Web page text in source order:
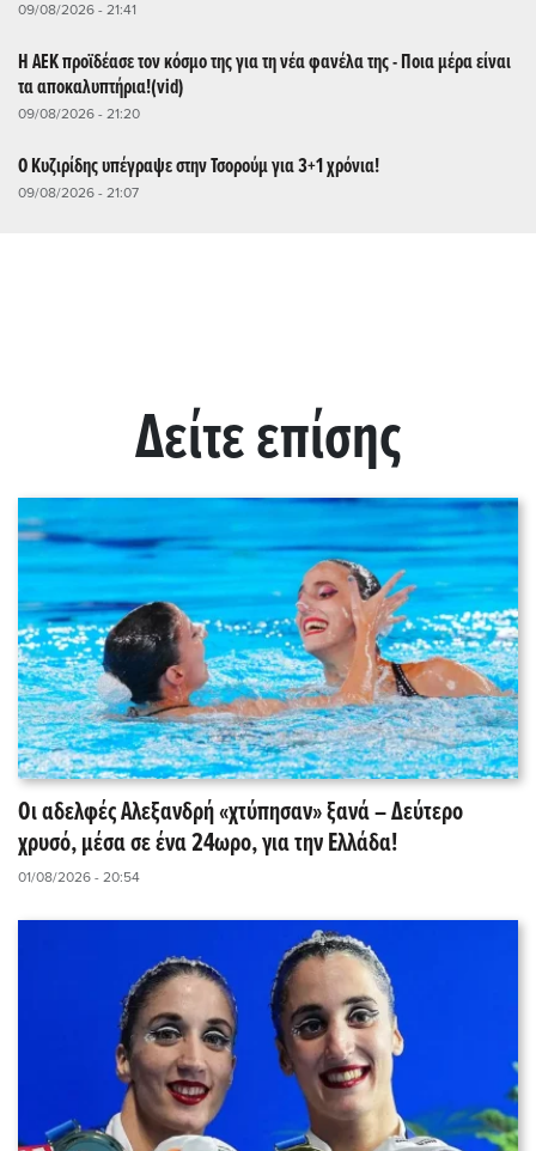
09/08/2026 - 21:41
Η ΑΕΚ προϊδέασε τον κόσμο της για τη νέα φανέλα της - Ποια μέρα είναι
τα αποκαλυπτήρια!(vid)
09/08/2026 - 21:20
Ο Κυζιρίδης υπέγραψε στην Τσορούμ για 3+1 χρόνια!
09/08/2026 - 21:07
Δείτε επίσης
Οι αδελφές Αλεξανδρή «χτύπησαν» ξανά – Δεύτερο
χρυσό, μέσα σε ένα 24ωρο, για την Ελλάδα!
01/08/2026 - 20:54